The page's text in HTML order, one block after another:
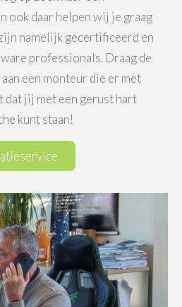
ook daar helpen wij je graag
namelijk gecertificeerd en
professionals. Draag de
een monteur die er met
jij met een gerust hart
kunt staan!